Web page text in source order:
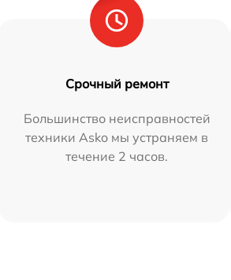
Срочный ремонт
Большинство неисправностей
техники Asko мы устраняем в
течение 2 часов.